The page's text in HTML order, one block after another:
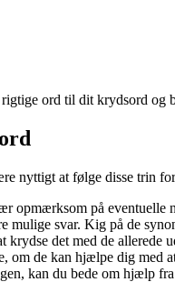
ord til dit krydsord og
nyttigt at følge disse trin
opmærksom på
mulige svar. Kig på de
det med de allerede
om de kan hjælpe dig med
kan du bede om hjælp